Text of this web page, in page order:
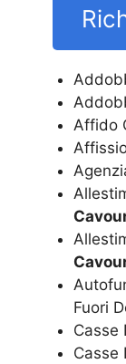
Affido
Fuori
Casse
Casse